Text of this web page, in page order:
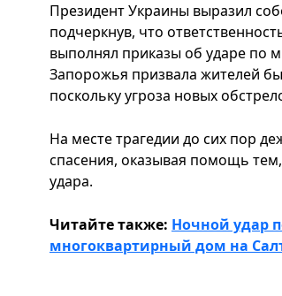
Президент Украины выразил
подчеркнув, что
выполнял приказы об ударе по
Запорожья призвала жителей
поскольку угроза новых
На месте трагедии до сих пор
спасения, оказывая помощь
удара.
Читайте также: Ночной удар
многоквартирный дом на